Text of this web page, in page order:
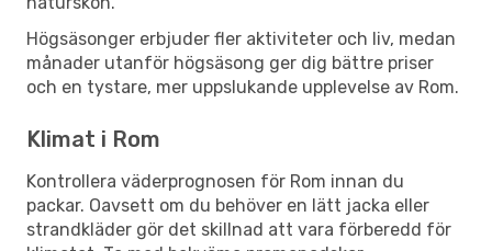
Högsäsonger erbjuder fler aktiviteter och liv, medan
månader utanför högsäsong ger dig bättre priser
och en tystare, mer uppslukande upplevelse av Rom.
Klimat i Rom
Kontrollera väderprognosen för Rom innan du
packar. Oavsett om du behöver en lätt jacka eller
strandkläder gör det skillnad att vara förberedd för